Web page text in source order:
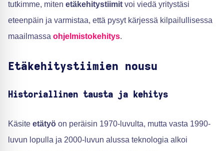
tutkimme, miten etäkehitystiimit voi viedä yritystäsi
eteenpäin ja varmistaa, että pysyt kärjessä kilpailullisessa
maailmassa ohjelmistokehitys.
Etäkehitystiimien nousu
Historiallinen tausta ja kehitys
Käsite etätyö on peräisin 1970-luvulta, mutta vasta 1990-
luvun lopulla ja 2000-luvun alussa teknologia alkoi